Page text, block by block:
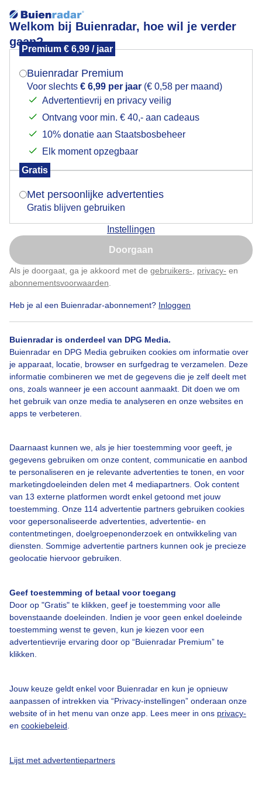
Welkom bij Buienradar, hoe wil je verder
gaan?
Premium € 6,99 / jaar
Buienradar Premium
Voor slechts € 6,99 per jaar (€ 0,58 per maand)
Advertentievrij en privacy veilig
Ontvang voor min. € 40,- aan cadeaus
10% donatie aan Staatsbosbeheer
Elk moment opzegbaar
Gratis
Met persoonlijke advertenties
Gratis blijven gebruiken
Instellingen
Doorgaan
Als je doorgaat, ga je akkoord met de gebruikers- privacy- en
abonnementsvoorwaarden
Heb je al een Buienradar-abonnement? Inloggen
Buienradar is onderdeel van DPG Media.
Buienradar en DPG Media gebruiken cookies om informatie over
je apparaat, locatie, browser en surfgedrag te verzamelen. Deze
informatie combineren we met de gegevens die je zelf deelt met
ons, zoals wanneer je een account aanmaakt. Dit doen we om
het gebruik van onze media te analyseren en onze websites en
apps te verbeteren.
Daarnaast kunnen we, als je hier toestemming voor geeft, je
gegevens gebruiken om onze content, communicatie en aanbod
te personaliseren en je relevante advertenties te tonen, en voor
marketingdoeleinden delen met 4 mediapartners. Ook content
van 13 externe platformen wordt enkel getoond met jouw
toestemming. Onze 114 advertentie partners gebruiken cookies
voor gepersonaliseerde advertenties, advertentie- en
contentmetingen, doelgroepenonderzoek en ontwikkeling van
diensten. Sommige advertentie partners kunnen ook je precieze
geolocatie hiervoor gebruiken.
Geef toestemming of betaal voor toegang
Door op "Gratis" te klikken, geef je toestemming voor alle
bovenstaande doeleinden. Indien je voor geen enkel doeleinde
toestemming wenst te geven, kun je kiezen voor een
advertentievrije ervaring door op “Buienradar Premium” te
klikken.
Jouw keuze geldt enkel voor Buienradar en kun je opnieuw
aanpassen of intrekken via “Privacy-instellingen” onderaan onze
website of in het menu van onze app. Lees meer in ons privacy-
en cookiebeleid
Lijst met advertentiepartners
Bijna 20 graden in Meteren vanmiddag
Door: Ab Donker Gemaakt: 08-05-2026, 24x bekeken
Zomer
Bekijk slideshow
Over Buienradar
Bedrijfsgegevens
Contact
Toegankelijkheid
Gebruikersvoorwaarden
Adverteren
Privacy beleid
Cookie beleid
Mogen we je locatie gebruiken voor het
Indien je hier nog geen akkoord op hebt gegeven,
verschijnt er zo een pop-up uit je browser waarin
Is goed, toon de popup
Nu niet, misschien later
Klik hierom dit aan te passen